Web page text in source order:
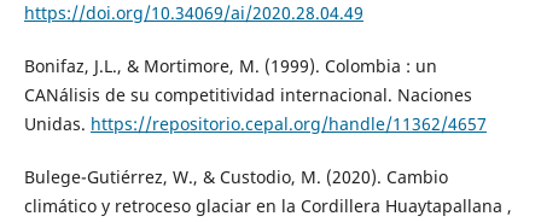
https://doi.org/10.34069/ai/2020.28.04.49
Bonifaz, J.L., & Mortimore, M. (1999). Colombia : un
CANálisis de su competitividad internacional. Naciones
Unidas. https://repositorio.cepal.org/handle/11362/4657
Bulege-Gutiérrez, W., & Custodio, M. (2020). Cambio
climático y retroceso glaciar en la Cordillera Huaytapallana ,